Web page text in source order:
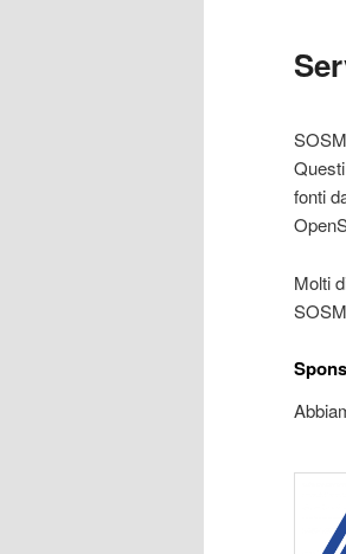
fonti
Molti